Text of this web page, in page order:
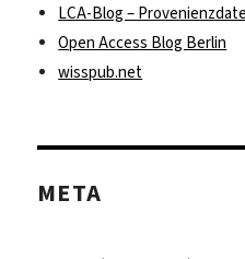
LCA-Blog –
Open Access Blog Berlin
wisspub.net
META